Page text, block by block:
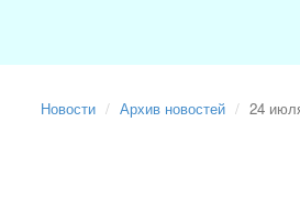
Новости Архив новостей 24